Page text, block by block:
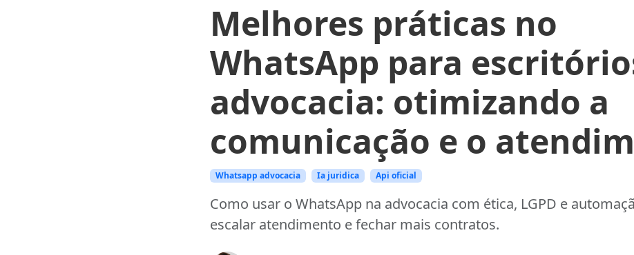
Melhores práticas no
WhatsApp para
advocacia: otimizando a
comunicação e o
Whatsapp advocacia Ia juridica Api oficial
Como usar o WhatsApp na advocacia com ética, LGPD e
escalar atendimento e fechar mais contratos.